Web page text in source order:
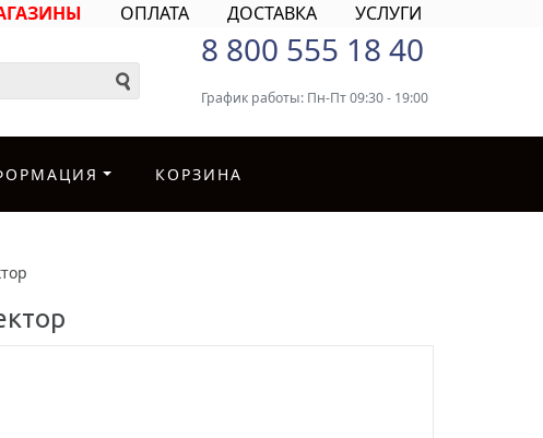
ОПЛАТА ДОСТАВКА УСЛУГИ
8 800 555 18 40
График работы: Пн-Пт 09:30 - 19:00
КОРЗИНА